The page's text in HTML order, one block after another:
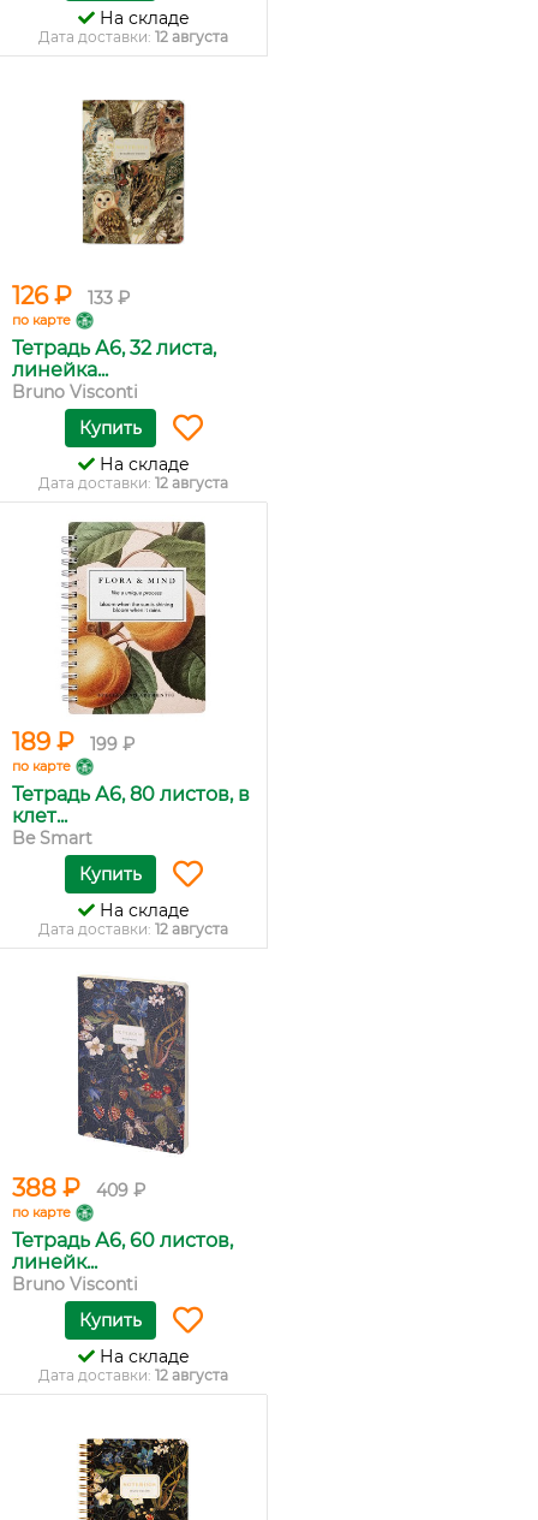
На складе
Дата доставки: 12 августа
126 ₽ 133 ₽
по карте
Тетрадь А6, 32 листа,
линейка...
Bruno Visconti
Купить
На складе
Дата доставки: 12 августа
189 ₽ 199 ₽
по карте
Тетрадь А6, 80 листов, в
клет...
Be Smart
Купить
На складе
Дата доставки: 12 августа
388 ₽ 409 ₽
по карте
Тетрадь А6, 60 листов,
линейк...
Bruno Visconti
Купить
На складе
Дата доставки: 12 августа